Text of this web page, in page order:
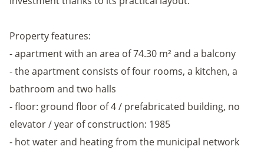
Property features:
- apartment with an area of 74.30 m² and a balcony
- the apartment consists of four rooms, a kitchen, a
bathroom and two halls
- floor: ground floor of 4 / prefabricated building, no
elevator / year of construction: 1985
- hot water and heating from the municipal network